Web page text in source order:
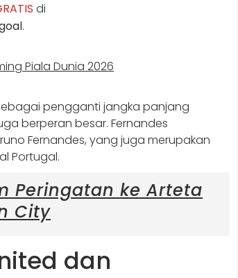
di
.
pengganti jangka panjang
berperan besar. Fernandes
Fernandes, yang juga merupakan
Portugal.
Peringatan ke Arteta
City
dan